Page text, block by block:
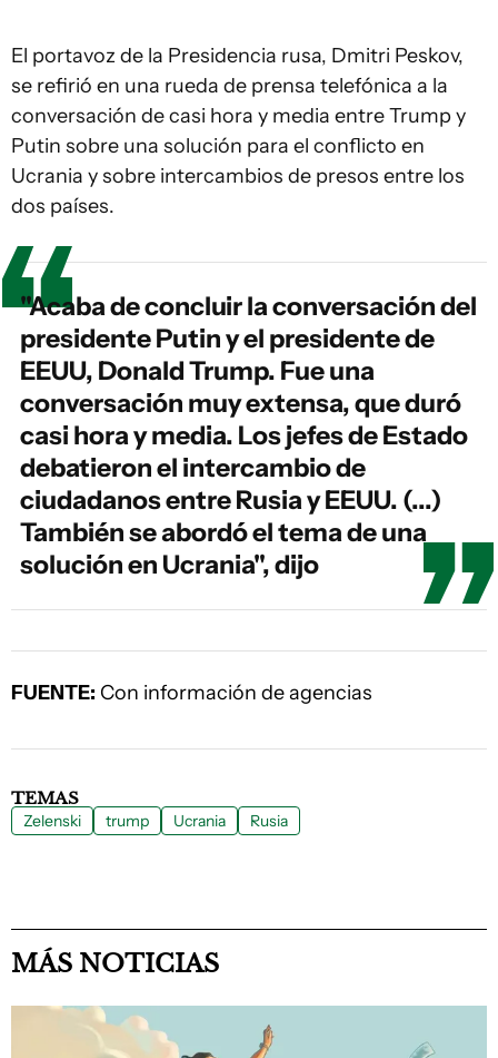
El portavoz de la Presidencia rusa, Dmitri Peskov,
se refirió en una rueda de prensa telefónica a la
conversación de casi hora y media entre Trump y
Putin sobre una solución para el conflicto en
Ucrania y sobre intercambios de presos entre los
dos países.
"Acaba de concluir la conversación del
presidente Putin y el presidente de
EEUU, Donald Trump. Fue una
conversación muy extensa, que duró
casi hora y media. Los jefes de Estado
debatieron el intercambio de
ciudadanos entre Rusia y EEUU. (...)
También se abordó el tema de una
solución en Ucrania", dijo
FUENTE: Con información de agencias
TEMAS
Zelenski trump Ucrania Rusia
MÁS NOTICIAS